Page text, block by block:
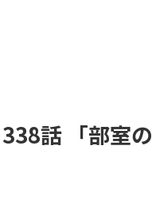
話 「部室の